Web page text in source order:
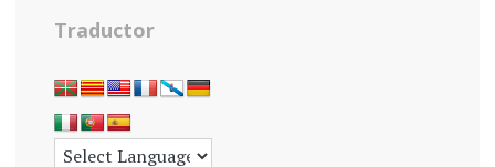
Traductor